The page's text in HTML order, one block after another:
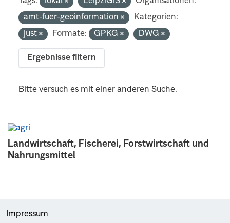
Landwirtschaft, Fischerei, Forstwirtschaft und
Nahrungsmittel
amt-fuer-geoinformation
Kategorien:
just
Formate: GPKG DWG
Ergebnisse filtern
Bitte versuch es mit einer anderen Suche.
Impressum